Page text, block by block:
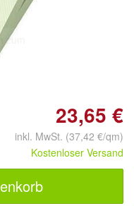
23,65 €
inkl. MwSt. (37,42 €/qm)
Kostenloser Versand